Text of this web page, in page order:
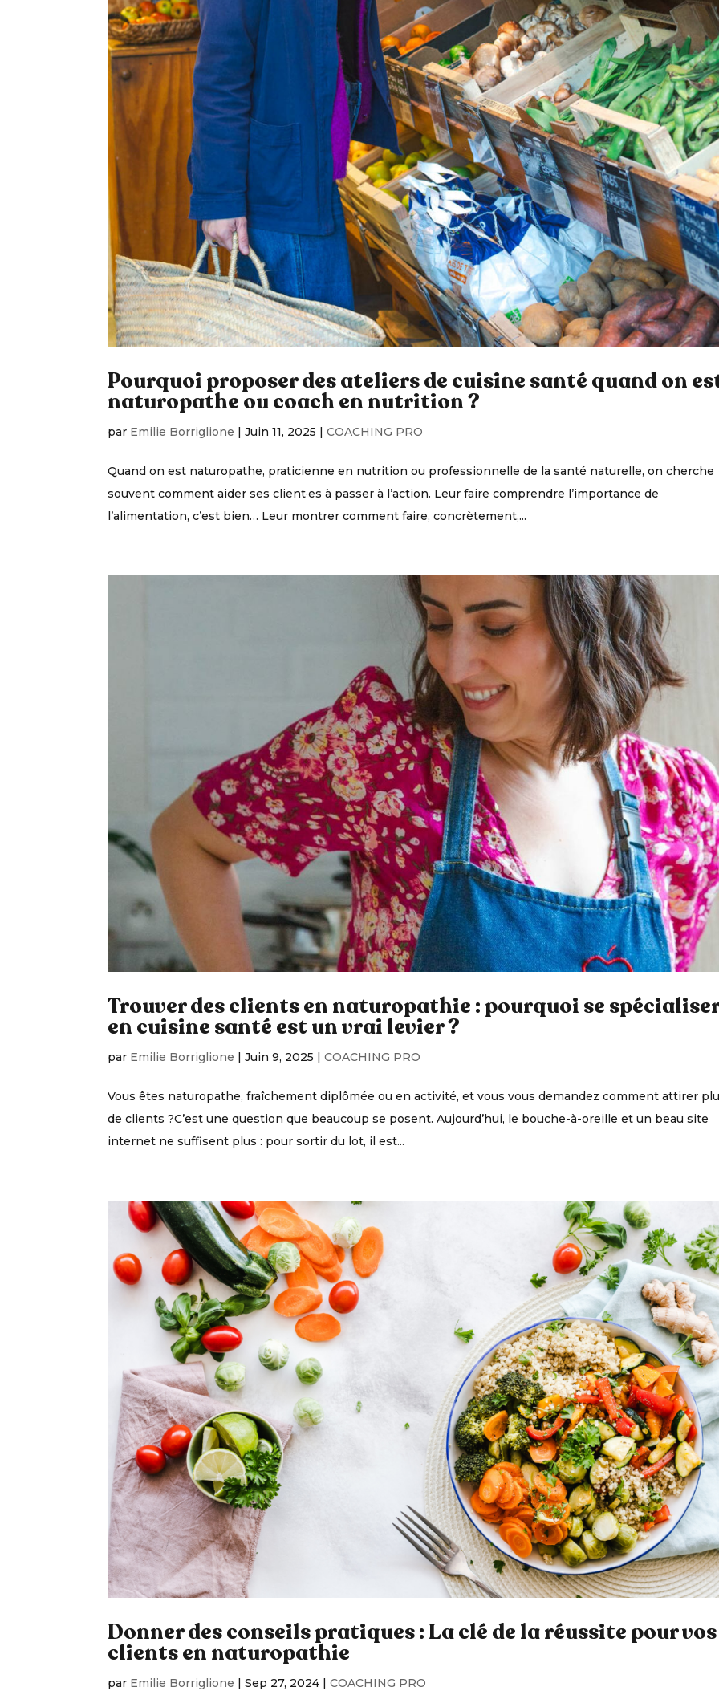
Pourquoi proposer des ateliers de cuisine santé quand on
naturopathe ou coach en nutrition ?
par Emilie Borriglione |Juin 11, 2025 |COACHING PRO
Quand on est naturopathe, praticienne en nutrition ou professionnelle de la santé naturelle, on cherche
souvent comment aider ses client·es à passer à l’action. Leur faire comprendre l’importance de
l’alimentation, c’est bien… Leur montrer comment faire, concrètement,...
Trouver des clients en naturopathie : pourquoi se
en cuisine santé est un vrai levier ?
par Emilie Borriglione |Juin 9, 2025 |COACHING PRO
Vous êtes naturopathe, fraîchement diplômée ou en activité, et vous vous demandez comment attirer
de clients ?C’est une question que beaucoup se posent. Aujourd’hui, le bouche-à-oreille et un beau site
internet ne suffisent plus : pour sortir du lot, il est...
Donner des conseils pratiques : La clé de la réussite pour vos
clients en naturopathie
par Emilie Borriglione |Sep 27, 2024 |COACHING PRO